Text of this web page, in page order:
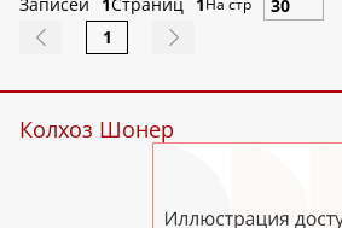
На стр
1
Колхоз Шонер